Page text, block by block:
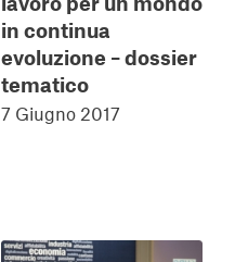
in continua
evoluzione – dossier
tematico
7 Giugno 2017